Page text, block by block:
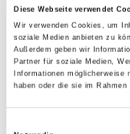
Diese Webseite verwendet
Wir verwenden Cookies, um
soziale Medien anbieten zu
Außerdem geben wir
Partner für soziale Medien,
Informationen
haben oder die sie im
ZUSATZINFOS